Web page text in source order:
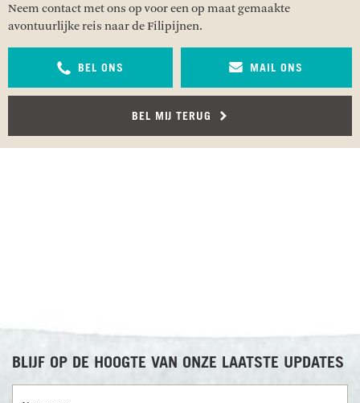
Neem contact met ons op voor een op maat gemaakte
avontuurlijke reis naar de Filipijnen.
BEL ONS MAIL ONS
BEL MIJ TERUG
BLIJF OP DE HOOGTE VAN ONZE LAATSTE UPDATES